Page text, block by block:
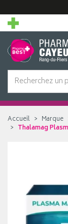
Accueil Marque
Thalamag